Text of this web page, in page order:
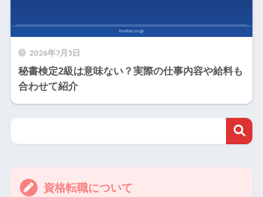
2026年7月3日
秘書検定2級は意味ない？実際の仕事内容や給料も
合わせて紹介
資格転職について